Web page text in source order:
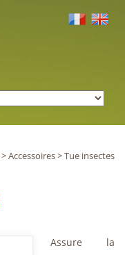
>Accessoires>Tue insectes
Assure la